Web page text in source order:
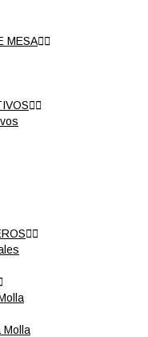
MESA


Molla